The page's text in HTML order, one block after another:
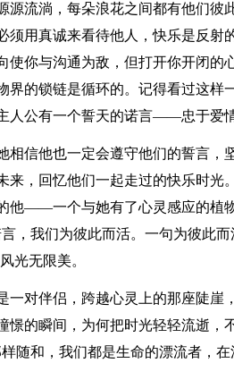
源流淌，每朵浪花之间都有他们彼
须用真诚来看待他人，快乐是反射
使你与沟通为敌，但打开你开闭的
界的锁链是循环的。记得看过这样
人公有一个誓天的诺言——忠于爱情
信他也一定会遵守他们的誓言，
来，回忆他们一起走过的快乐时光
他——一个与她有了心灵感应的植
，我们为彼此而活。一句为彼此
光无限美。
对伴侣，跨越心灵上的那座陡崖
憬的瞬间，为何把时光轻轻流逝，
随和，我们都是生命的漂流者，